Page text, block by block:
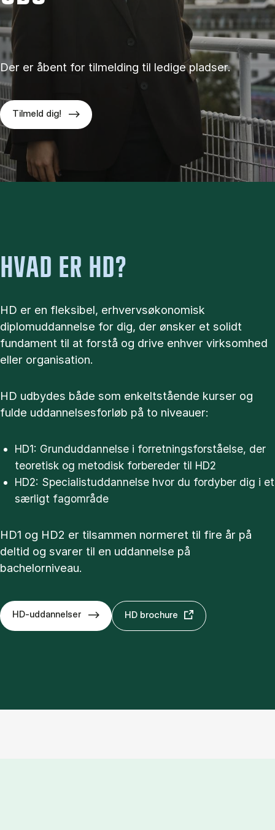
Der er åbent for tilmelding til ledige pladser.
Tilmeld dig!
HVAD ER HD?
HD er en fleksibel, erhvervsøkonomisk
diplomuddannelse for dig, der ønsker et solidt
fundament til at forstå og drive enhver virksomhed
eller organisation.
HD udbydes både som enkeltstående kurser og
fulde uddannelsesforløb på to niveauer:
HD1: Grunduddannelse i forretningsforståelse, der
teoretisk og metodisk forbereder til HD2
HD2: Specialistuddannelse hvor du fordyber dig i et
særligt fagområde
HD1 og HD2 er tilsammen normeret til fire år på
deltid og svarer til en uddannelse på
bachelorniveau.
HD-uddannelser HD brochure